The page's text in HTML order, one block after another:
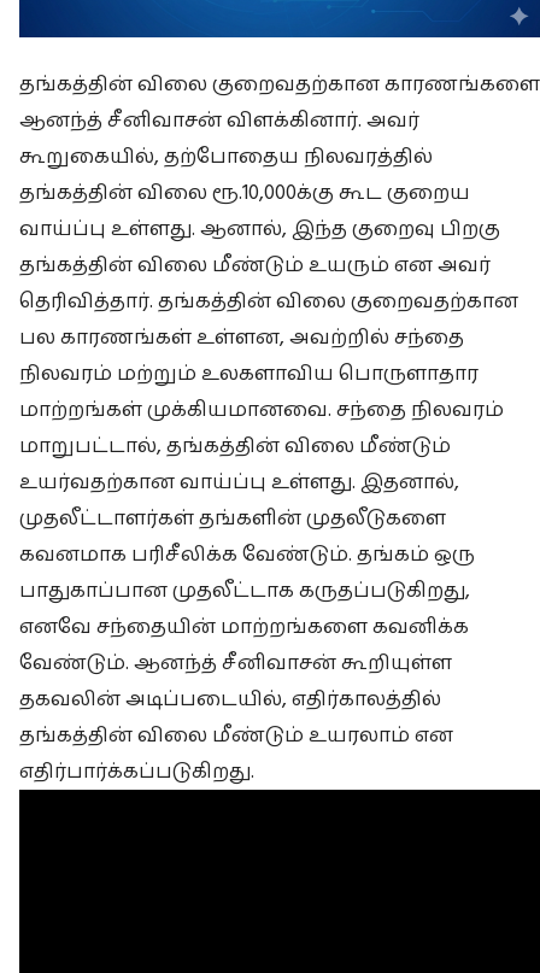
தங்கத்தின் விலை குறைவதற்கான காரணங்களை
ஆனந்த் சீனிவாசன் விளக்கினார். அவர்
கூறுகையில், தற்போதைய நிலவரத்தில்
தங்கத்தின் விலை ரூ.10,000க்கு கூட குறைய
வாய்ப்பு உள்ளது. ஆனால், இந்த குறைவு பிறகு
தங்கத்தின் விலை மீண்டும் உயரும் என அவர்
தெரிவித்தார். தங்கத்தின் விலை குறைவதற்கான
பல காரணங்கள் உள்ளன, அவற்றில் சந்தை
நிலவரம் மற்றும் உலகளாவிய பொருளாதார
மாற்றங்கள் முக்கியமானவை. சந்தை நிலவரம்
மாறுபட்டால், தங்கத்தின் விலை மீண்டும்
உயர்வதற்கான வாய்ப்பு உள்ளது. இதனால்,
முதலீட்டாளர்கள் தங்களின் முதலீடுகளை
கவனமாக பரிசீலிக்க வேண்டும். தங்கம் ஒரு
பாதுகாப்பான முதலீட்டாக கருதப்படுகிறது,
எனவே சந்தையின் மாற்றங்களை கவனிக்க
வேண்டும். ஆனந்த் சீனிவாசன் கூறியுள்ள
தகவலின் அடிப்படையில், எதிர்காலத்தில்
தங்கத்தின் விலை மீண்டும் உயரலாம் என
எதிர்பார்க்கப்படுகிறது.